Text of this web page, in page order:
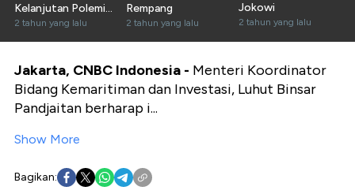
Kelanjutan Polemik
Rempang
2 tahun yang lalu
Rempang
2 tahun yang lalu
Jokowi
2 tahun yang lalu
Jakarta, CNBC Indonesia - Menteri Koordinator
Bidang Kemaritiman dan Investasi, Luhut Binsar
Pandjaitan berharap i...
Show More
Bagikan: